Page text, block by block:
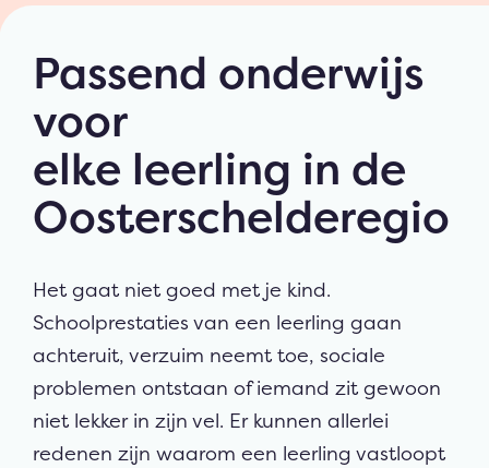
Passend onderwijs
voor
elke leerling in de
Oosterschelderegio
Het gaat niet goed met je kind.
Schoolprestaties van een leerling gaan
achteruit, verzuim neemt toe, sociale
problemen ontstaan of iemand zit gewoon
niet lekker in zijn vel. Er kunnen allerlei
redenen zijn waarom een leerling vastloopt